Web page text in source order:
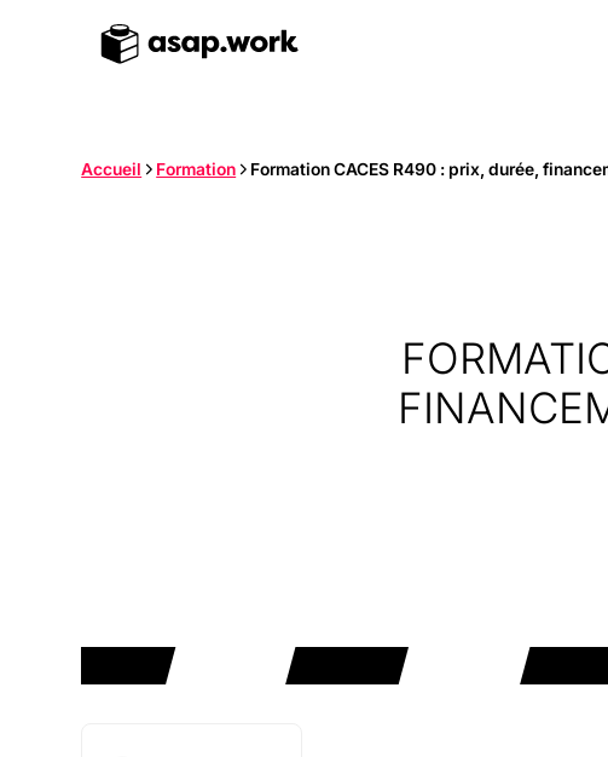
Accueil Formation Formation CACES R490 : prix, durée,